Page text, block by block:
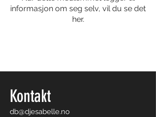
informasjon om seg selv, vil du se det
her.
Kontakt
db@djesabelle.no